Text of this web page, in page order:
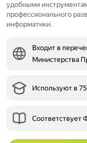
удобными
профессионального
информатики.
Входит в
Министерства
Используют в